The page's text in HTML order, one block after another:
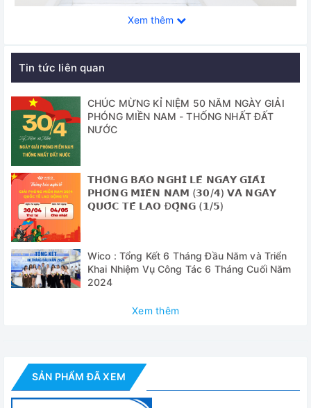
Bể Cách Cát Trung Quốc MT-2A
- Cấu tạo buồng gia nhiệt bằng hợp kim nhôm, chất lượng
cao, chịu nhiệt
- Điều khiển gia nhiệt kỹ thuật số.
Xem thêm
Tin tức liên quan
CHÚC MỪNG KỈ NIỆM 50 NĂM NGÀY GIẢI
PHÓNG MIỀN NAM - THỐNG NHẤT ĐẤT
NƯỚC
𝗧𝗛𝗢̂𝗡𝗚 𝗕𝗔́𝗢 𝗡𝗚𝗛𝗜̉ 𝗟𝗘̂̃ 𝗡𝗚𝗔̀𝗬 𝗚𝗜𝗔̉𝗜
𝗣𝗛𝗢́𝗡𝗚 𝗠𝗜𝗘̂̀𝗡 𝗡𝗔𝗠 (𝟯𝟬/𝟰) 𝗩𝗔̀ 𝗡𝗚𝗔̀𝗬
𝗤𝗨𝗢̂́𝗖 𝗧𝗘̂́ 𝗟𝗔𝗢 Đ𝗢̣̂𝗡𝗚 (𝟭/𝟱)
Wico : Tổng Kết 6 Tháng Đầu Năm và Triển
Khai Nhiệm Vụ Công Tác 6 Tháng Cuối Năm
2024
Xem thêm
SẢN PHẨM ĐÃ XEM